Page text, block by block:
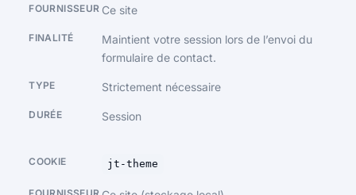
Ce site
Maintient votre session lors de l’envoi du
formulaire de contact.
Strictement nécessaire
Session
jt-theme